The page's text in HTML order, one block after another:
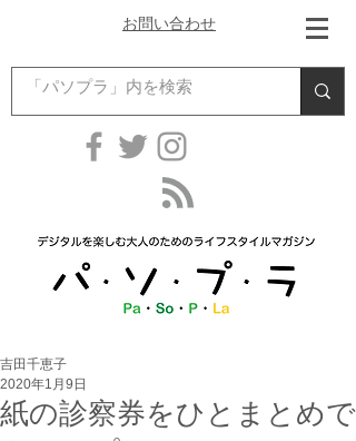
お問い合わせ
紙の診察券をひとまとめで
吉田千恵子
2020年1月9日